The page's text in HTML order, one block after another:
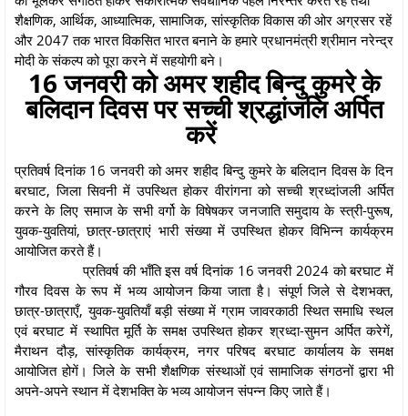
शैक्षणिक, आर्थिक, आध्यात्मिक, सामाजिक, सांस्कृतिक विकास की ओर अग्रसर रहें
और 2047 तक भारत विकसित भारत बनाने के हमारे प्रधानमंत्री श्रीमान नरेन्द्र
मोदी के संकल्प को पूरा करने में सहयोगी बने।
16 जनवरी को अमर शहीद बिन्दु कुमरे के
बलिदान दिवस पर सच्ची श्रद्धांजलि अर्पित
करें
प्रतिवर्ष दिनांक 16 जनवरी को अमर शहीद बिन्दु कुमरे के बलिदान दिवस के दिन
बरघाट, जिला सिवनी में उपस्थित होकर वीरांगना को सच्ची श्रध्दांजली अर्पित
करने के लिए समाज के सभी वर्गो के विषेषकर जनजाति समुदाय के स्त्री-पुरूष,
युवक-युवतियां, छात्र-छात्राएं भारी संख्या में उपस्थित होकर विभिन्न कार्यक्रम
आयोजित करते हैं।
प्रतिवर्ष की भाँति इस वर्ष दिनांक 16 जनवरी 2024 को बरघाट में
गौरव दिवस के रूप में भव्य आयोजन किया जाता है। संपूर्ण जिले से देशभक्त,
छात्र-छात्राएँ, युवक-युवतियाँ बड़ी संख्या में ग्राम जावरकाठी स्थित समाधि स्थल
एवं बरघाट में स्थापित मूर्ति के समक्ष उपस्थित होकर श्रध्दा-सुमन अर्पित करेगें,
मैराथन दौड़, सांस्कृतिक कार्यक्रम, नगर परिषद बरघाट कार्यालय के समक्ष
आयोजित होगें। जिले के सभी शैक्षणिक संस्थाओं एवं सामाजिक संगठनों द्वारा भी
अपने-अपने स्थान में देशभक्ति के भव्य आयोजन संपन्न किए जाते हैं।